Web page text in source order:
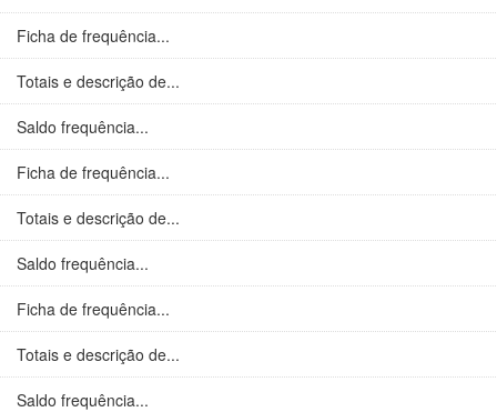
Ficha de frequência...
Totais e descrição de...
Saldo frequência...
Ficha de frequência...
Totais e descrição de...
Saldo frequência...
Ficha de frequência...
Totais e descrição de...
Saldo frequência...